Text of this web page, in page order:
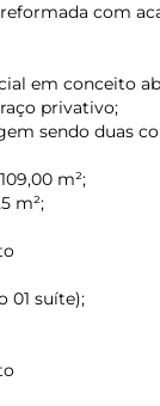
com
em conceito
privativo;
sendo duas
m²;
m²;
01 suíte);